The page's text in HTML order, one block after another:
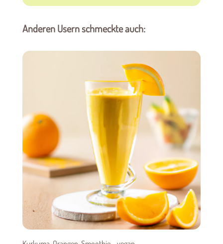
Anderen Usern schmeckte auch: